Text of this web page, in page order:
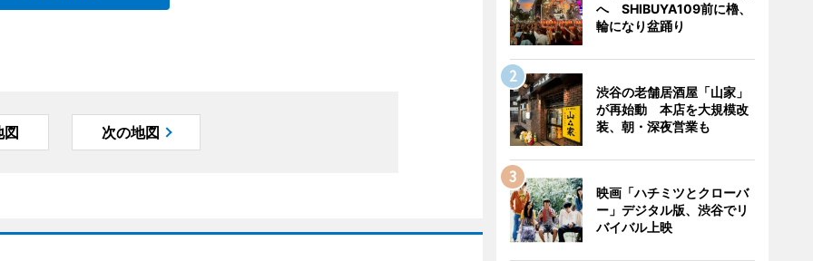
図 次の地図
へ SHIBUYA109前に櫓、
輪になり盆踊り
渋谷の老舗居酒屋「山家」
が再始動 本店を大規模改
装、朝・深夜営業も
映画「ハチミツとクローバ
ー」デジタル版、渋谷でリ
バイバル上映